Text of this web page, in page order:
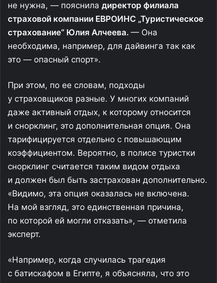
не нужна, — пояснила директор филиала
страховой компании ЕВРОИНС „Туристическое
страхование“ Юлия Алчеева. — Она
необходима, например, для дайвинга так как
это — опасный спорт».
При этом, по ее словам, подходы
у страховщиков разные. У многих компаний
даже активный отдых, к которому относится
и снорклинг, это дополнительная опция. Она
тарифицируется отдельно с повышающим
коэффициентом. Вероятно, в полисе туристки
снорклинг считается таким видом отдыха
и должен был быть застрахован дополнительно.
«Видимо, эта опция оказалась не включена.
На мой взгляд, это единственная причина,
по которой ей могли отказать», — отметила
эксперт.
«Например, когда случилась трагедия
с батискафом в Египте, я объясняла, что это